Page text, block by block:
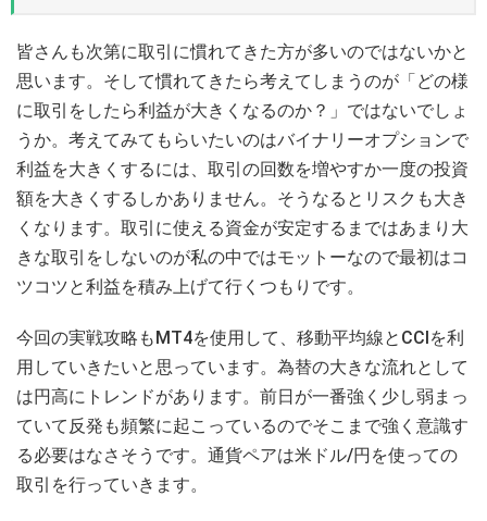
皆さんも次第に取引に慣れてきた方が多いのではないかと
思います。そして慣れてきたら考えてしまうのが「どの様
に取引をしたら利益が大きくなるのか？」ではないでしょ
うか。考えてみてもらいたいのはバイナリーオプションで
利益を大きくするには、取引の回数を増やすか一度の投資
額を大きくするしかありません。そうなるとリスクも大き
くなります。取引に使える資金が安定するまではあまり大
きな取引をしないのが私の中ではモットーなので最初はコ
ツコツと利益を積み上げて行くつもりです。
今回の実戦攻略もMT4を使用して、移動平均線とCCIを利
用していきたいと思っています。為替の大きな流れとして
は円高にトレンドがあります。前日が一番強く少し弱まっ
ていて反発も頻繁に起こっているのでそこまで強く意識す
る必要はなさそうです。通貨ペアは米ドル/円を使っての
取引を行っていきます。